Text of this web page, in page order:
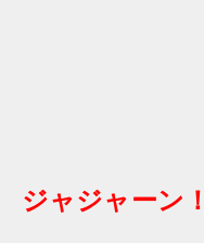
ジャジャーン